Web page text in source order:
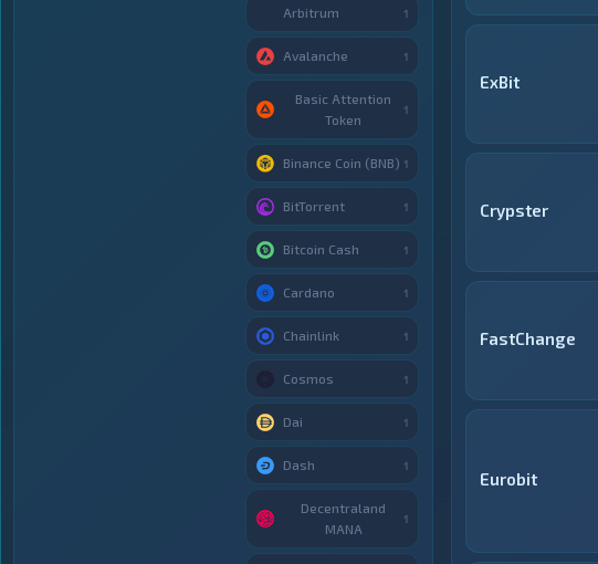
ExBit
Crypster
FastChange
Eurobit
Arbitrum 1
Avalanche 1
Basic Attention
Token
1
Binance Coin (BNB) 1
BitTorrent 1
Bitcoin Cash 1
Cardano 1
Chainlink 1
Cosmos 1
Dai 1
Dash 1
Decentraland
MANA
1